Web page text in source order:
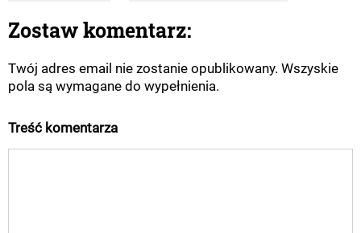
Zostaw komentarz:
Twój adres email nie zostanie opublikowany. Wszyskie
pola są wymagane do wypełnienia.
Treść komentarza